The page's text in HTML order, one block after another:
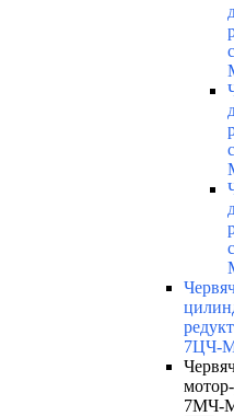
7ЦЧ-
7МЧ-М